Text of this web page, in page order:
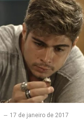
17 de janeiro de 2017